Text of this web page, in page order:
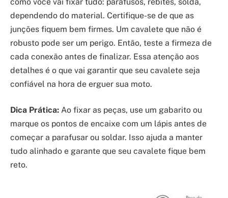
dependendo do material. Certifique-se de que as
junções fiquem bem firmes. Um cavalete que não é
robusto pode ser um perigo. Então, teste a firmeza de
cada conexão antes de finalizar. Essa atenção aos
detalhes é o que vai garantir que seu cavalete seja
confiável na hora de erguer sua moto.
Dica Prática: Ao fixar as peças, use um gabarito ou
marque os pontos de encaixe com um lápis antes de
começar a parafusar ou soldar. Isso ajuda a manter
tudo alinhado e garante que seu cavalete fique bem
reto.